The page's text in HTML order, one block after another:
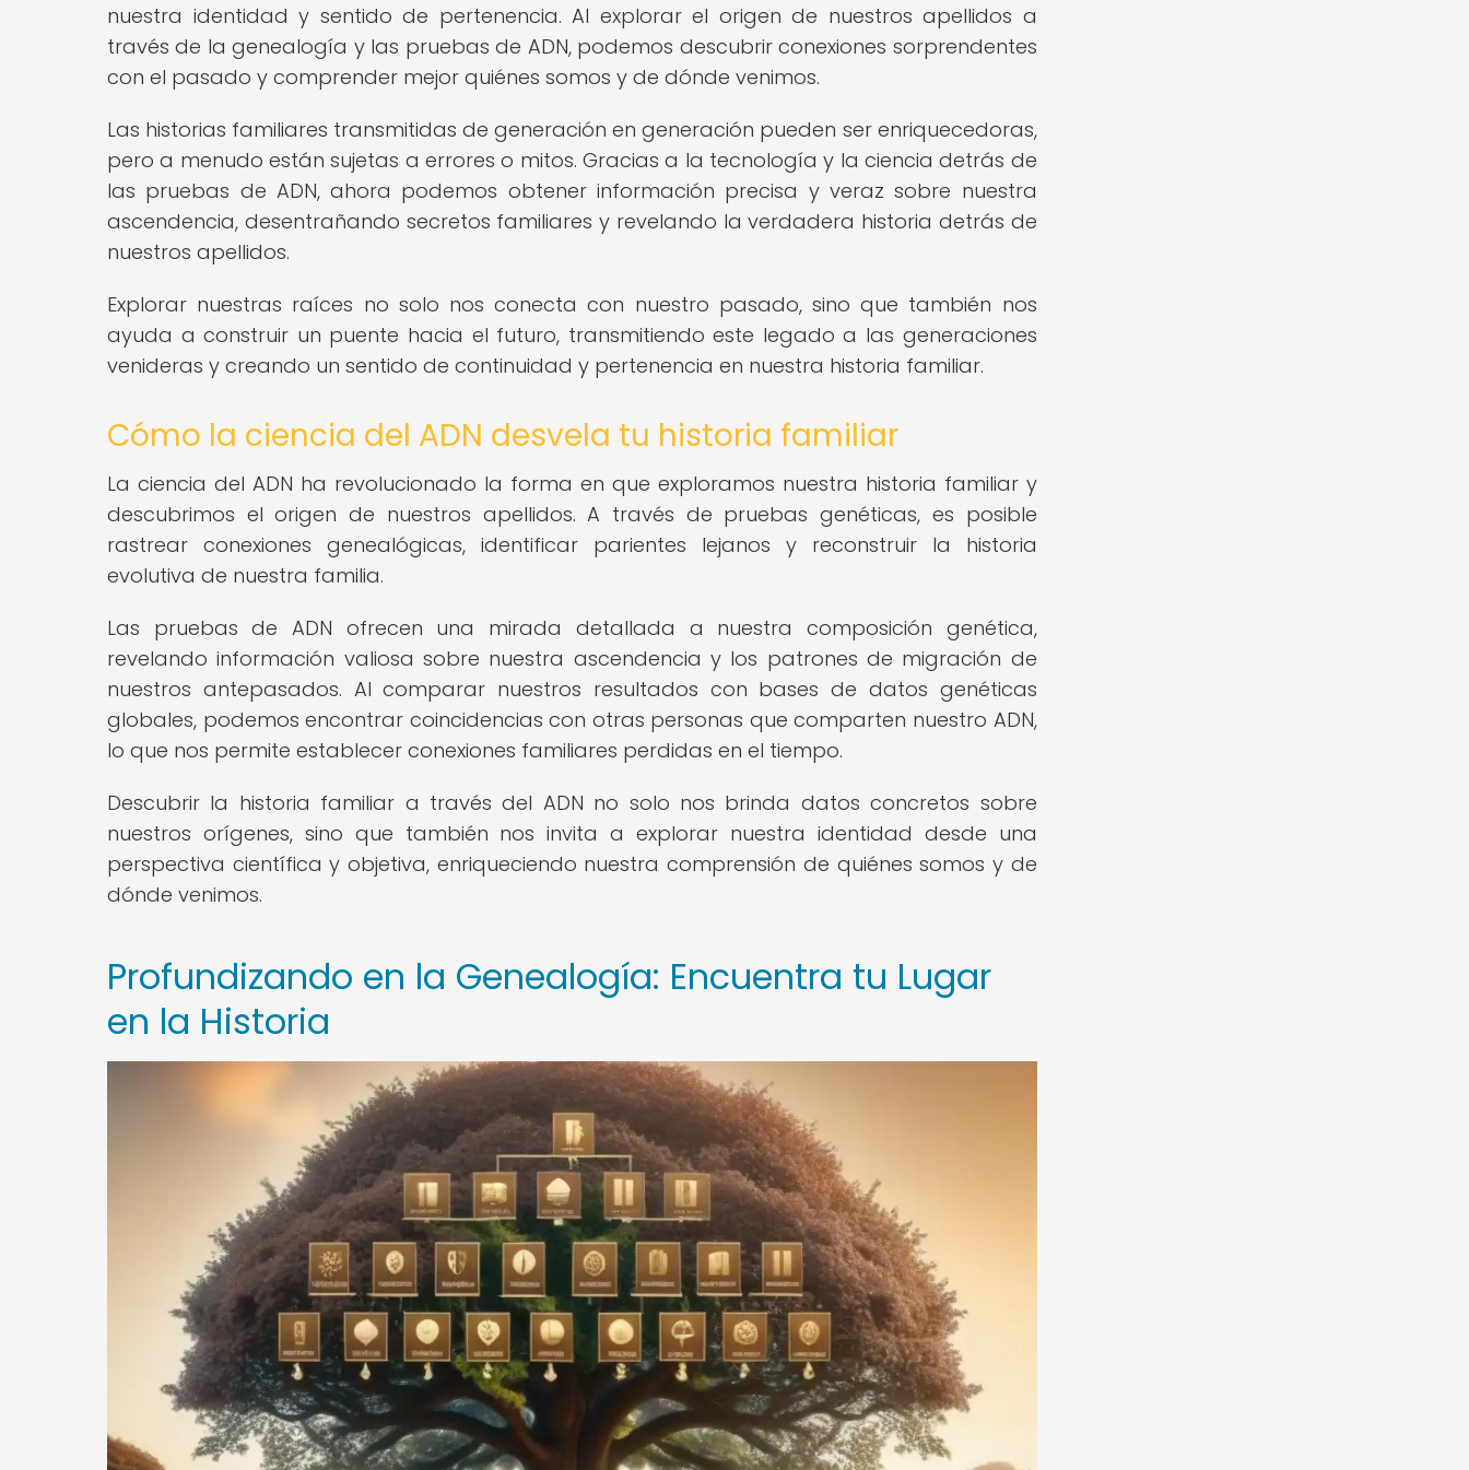
nuestra identidad y sentido de pertenencia. Al explorar el origen de nuestros apellidos a
través de la genealogía y las pruebas de ADN, podemos descubrir conexiones sorprendentes
con el pasado y comprender mejor quiénes somos y de dónde venimos.
Las historias familiares transmitidas de generación en generación pueden ser enriquecedoras,
pero a menudo están sujetas a errores o mitos. Gracias a la tecnología y la ciencia detrás de
las pruebas de ADN, ahora podemos obtener información precisa y veraz sobre nuestra
ascendencia, desentrañando secretos familiares y revelando la verdadera historia detrás de
nuestros apellidos.
Explorar nuestras raíces no solo nos conecta con nuestro pasado, sino que también nos
ayuda a construir un puente hacia el futuro, transmitiendo este legado a las generaciones
venideras y creando un sentido de continuidad y pertenencia en nuestra historia familiar.
Cómo la ciencia del ADN desvela tu historia familiar
La ciencia del ADN ha revolucionado la forma en que exploramos nuestra historia familiar y
descubrimos el origen de nuestros apellidos. A través de pruebas genéticas, es posible
rastrear conexiones genealógicas, identificar parientes lejanos y reconstruir la historia
evolutiva de nuestra familia.
Las pruebas de ADN ofrecen una mirada detallada a nuestra composición genética,
revelando información valiosa sobre nuestra ascendencia y los patrones de migración de
nuestros antepasados. Al comparar nuestros resultados con bases de datos genéticas
globales, podemos encontrar coincidencias con otras personas que comparten nuestro ADN,
lo que nos permite establecer conexiones familiares perdidas en el tiempo.
Descubrir la historia familiar a través del ADN no solo nos brinda datos concretos sobre
nuestros orígenes, sino que también nos invita a explorar nuestra identidad desde una
perspectiva científica y objetiva, enriqueciendo nuestra comprensión de quiénes somos y de
dónde venimos.
Profundizando en la Genealogía: Encuentra tu Lugar
en la Historia